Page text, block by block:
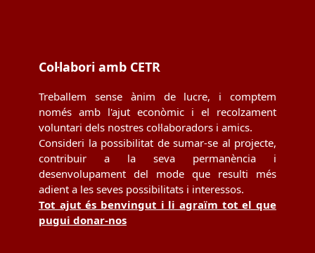
Col·labori amb CETR
Treballem sense ànim de lucre, i comptem
només amb l'ajut econòmic i el recolzament
voluntari dels nostres col·laboradors i amics.
Consideri la possibilitat de sumar-se al projecte,
contribuir a la seva permanència i
desenvolupament del mode que resulti més
adient a les seves possibilitats i interessos.
Tot ajut és benvingut i li agraïm tot el que
pugui donar-nos